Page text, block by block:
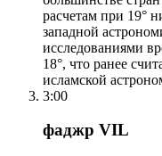
расчетам при 19°
западной
исследованиями
18°, что ранее
исламской
3:00
фаджр VIL